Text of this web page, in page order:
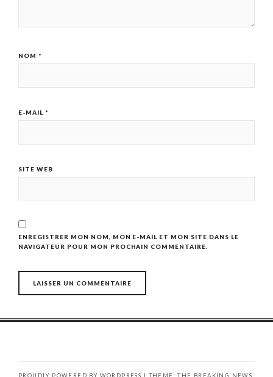
NOM *
E-MAIL *
SITE WEB
ENREGISTRER MON NOM, MON E-MAIL ET MON SITE DANS LE
NAVIGATEUR POUR MON PROCHAIN COMMENTAIRE.
PROUDLY POWERED BY WORDPRESS | THEME: THE BREAKING NEWS